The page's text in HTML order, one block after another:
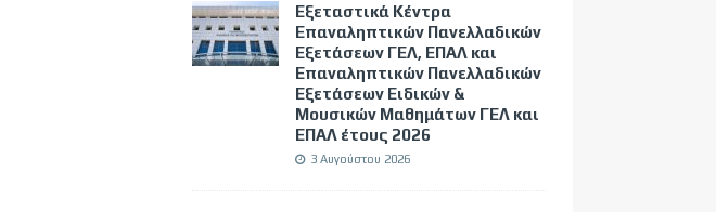
Εξεταστικά Κέντρα
Επαναληπτικών Πανελλαδικών
Εξετάσεων ΓΕΛ, ΕΠΑΛ και
Επαναληπτικών Πανελλαδικών
Εξετάσεων Ειδικών &
Μουσικών Μαθημάτων ΓΕΛ και
ΕΠΑΛ έτους 2026
3 Αυγούστου 2026